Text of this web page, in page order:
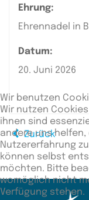
Ehrung:
Ehrennadel in
Datum:
20. Juni 2026
Zurück
Wir benutzen
Wir nutzen
ihnen sind
andere uns helfen,
Nutzererfahrung
können selbst
möchten. Bitte
womöglich nicht
Verfügung stehen.